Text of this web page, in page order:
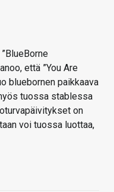
että ”You Are
bluebornen paikkaava
tuossa stablessa
on
voi tuossa luottaa,